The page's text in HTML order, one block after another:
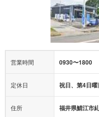
営業時間 0930〜1800
定休日 祝日、第4日曜
住所 福井県鯖江市